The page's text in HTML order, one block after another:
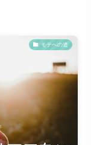
モテへの道